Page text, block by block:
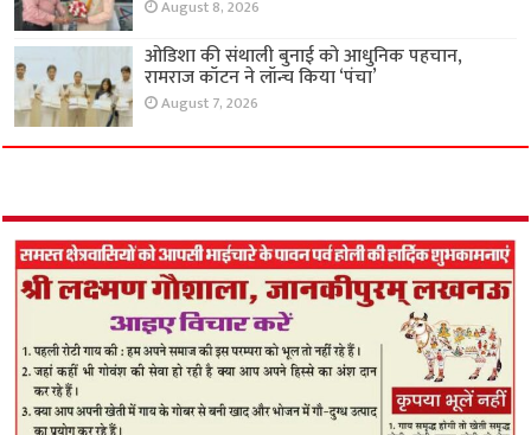
August 8, 2026
ओडिशा की संथाली बुनाई को आधुनिक पहचान,
रामराज कॉटन ने लॉन्च किया ‘पंचा’
August 7, 2026